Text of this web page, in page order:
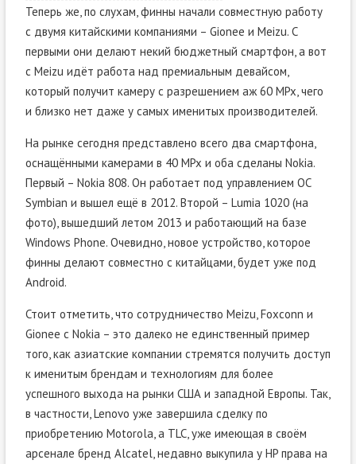
Теперь же, по слухам, финны начали совместную работу
с двумя китайскими компаниями – Gionee и Meizu. С
первыми они делают некий бюджетный смартфон, а вот
с Meizu идёт работа над премиальным девайсом,
который получит камеру с разрешением аж 60 MPx, чего
и близко нет даже у самых именитых производителей.
На рынке сегодня представлено всего два смартфона,
оснащёнными камерами в 40 MPx и оба сделаны Nokia.
Первый – Nokia 808. Он работает под управлением ОС
Symbian и вышел ещё в 2012. Второй – Lumia 1020 (на
фото), вышедший летом 2013 и работающий на базе
Windows Phone. Очевидно, новое устройство, которое
финны делают совместно с китайцами, будет уже под
Android.
Стоит отметить, что сотрудничество Meizu, Foxconn и
Gionee с Nokia – это далеко не единственный пример
того, как азиатские компании стремятся получить доступ
к именитым брендам и технологиям для более
успешного выхода на рынки США и западной Европы. Так,
в частности, Lenovo уже завершила сделку по
приобретению Motorola, а TLC, уже имеющая в своём
арсенале бренд Alcatel, недавно выкупила у HP права на